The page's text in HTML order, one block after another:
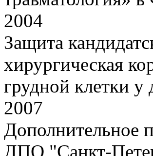
2004
Защита
хирургическая
грудной клетки у
2007
Дополнительное
ДПО "Санкт-